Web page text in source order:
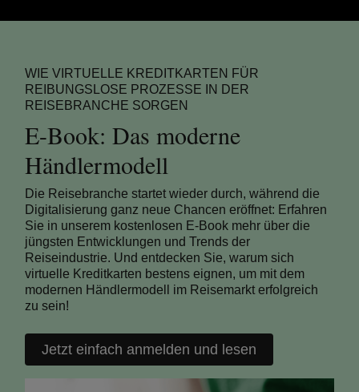
WIE VIRTUELLE KREDITKARTEN FÜR
REIBUNGSLOSE PROZESSE IN DER
REISEBRANCHE SORGEN
E-Book: Das moderne
Händlermodell
Die Reisebranche startet wieder durch, während die
Digitalisierung ganz neue Chancen eröffnet: Erfahren
Sie in unserem kostenlosen E-Book mehr über die
jüngsten Entwicklungen und Trends der
Reiseindustrie. Und entdecken Sie, warum sich
virtuelle Kreditkarten bestens eignen, um mit dem
modernen Händlermodell im Reisemarkt erfolgreich
zu sein!
Jetzt einfach anmelden und lesen